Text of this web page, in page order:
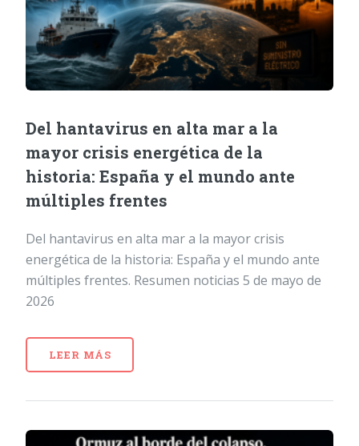
Del hantavirus en alta mar a la
mayor crisis energética de la
historia: España y el mundo ante
múltiples frentes
Del hantavirus en alta mar a la mayor crisis
energética de la historia: España y el mundo ante
múltiples frentes. Resumen noticias 5 de mayo de
2026
LEER MÁS